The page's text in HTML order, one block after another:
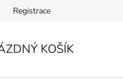
Registrace
KOŠÍK